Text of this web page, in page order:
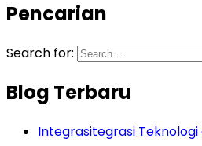
Pencarian
Search for:
Blog Terbaru
Integrasitegrasi Teknologi